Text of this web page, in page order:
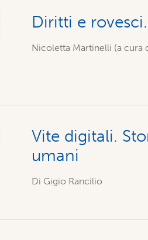
Diritti e
Nicoletta Martinelli (a cura
Vite digitali.
umani
Di Gigio Rancilio